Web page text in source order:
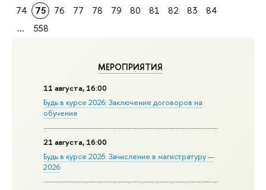
МЕРОПРИЯТИЯ
11 августа, 16:00
Будь в курсе 2026: Заключение договоров на
обучение
21 августа, 16:00
Будь в курсе 2026: Зачисление в магистратуру —
2026
74
75 76 77 78 79 80 81 82 83
84
...
558